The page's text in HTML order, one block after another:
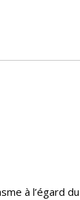
à l’égard du